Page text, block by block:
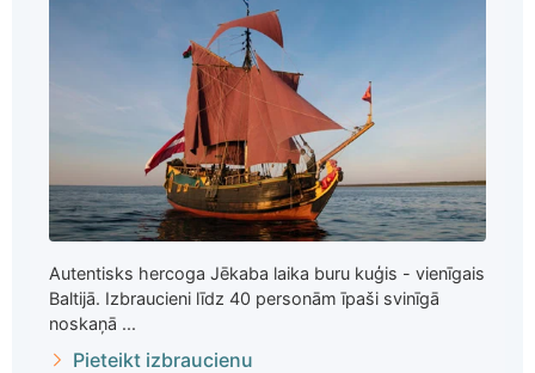
Autentisks hercoga Jēkaba laika buru kuģis - vienīgais
Baltijā. Izbraucieni līdz 40 personām īpaši svinīgā
noskaņā ...
Pieteikt izbraucienu